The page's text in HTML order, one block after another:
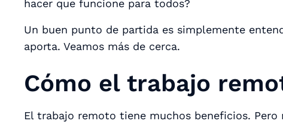
hacer que funcione para todos?
Un buen punto de partida es simplemente
aporta. Veamos más de cerca.
Cómo el trabajo
El trabajo remoto tiene muchos beneficios. Pero